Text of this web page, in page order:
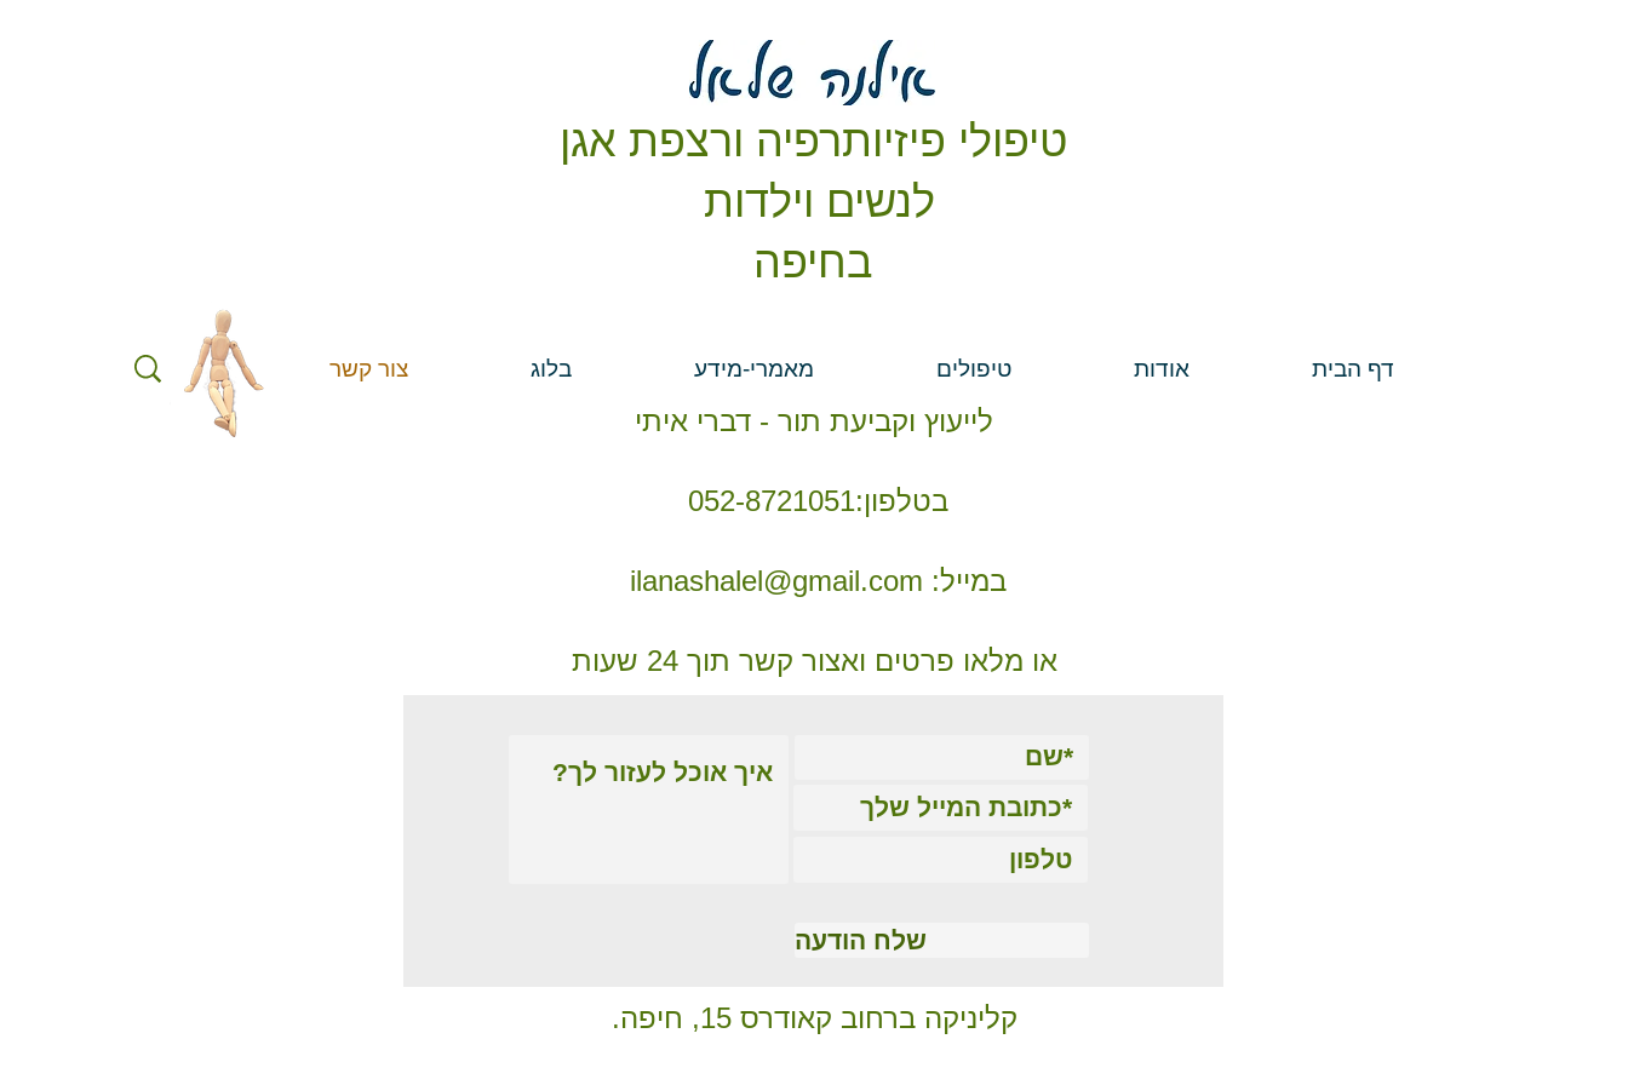
טיפולי פיזיותרפיה ורצפת אגן
לנשים וילדות
בחיפה
דף הבית אודות טיפולים מאמרי-מידע בלוג צור קשר
לייעוץ וקביעת תור - דברי איתי
בטלפון:052-8721051
במייל: ilanashalel@gmail.com
או מלאו פרטים ואצור קשר תוך 24 שעות
שלח הודעה
קליניקה ברחוב קאודרס 15, חיפה.